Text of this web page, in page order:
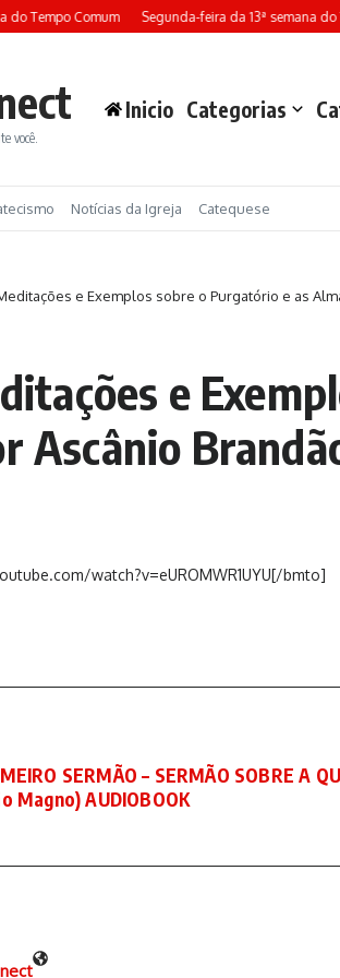
do Tempo Comum Segunda-feira da 13ª semana do
você.
Inicio Categorias
Notícias da Igreja Catequese
e Exemplos sobre o Purgatório e as
e
Ascânio
watch?v=eUROMWR1UYU[/bmto]
SERMÃO – SERMÃO SOBRE A
Magno) AUDIOBOOK